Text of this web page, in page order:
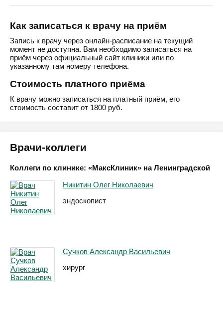
Как записаться к врачу на приём
Запись к врачу через онлайн-расписание на текущий
момент не доступна. Вам необходимо записаться на
приём через официальный сайт клиники или по
указанному там номеру телефона.
Стоимость платного приёма
К врачу можно записаться на платный приём, его
стоимость составит от 1800 руб.
Врачи-коллеги
Коллеги по клинике: «МаксКлиник» на Ленинградской
Никитин Олег Николаевич
эндоскопист
Сучков Александр Васильевич
хирург